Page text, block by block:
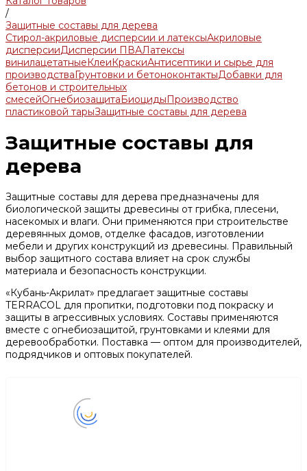
/
Защитные составы для дерева
Стирол-акриловые дисперсии и латексыАкриловые
дисперсииДисперсии ПВАЛатексы
винилацетатныеКлеиКраскиАнтисептики и сырье для
производстваГрунтовки и бетоноконтактыДобавки для
бетонов и строительных
смесейОгнебиозащитаБиоцидыПроизводство
пластиковой тарыЗащитные составы для дерева
Защитные составы для
дерева
Защитные составы для дерева предназначены для
биологической защиты древесины от грибка, плесени,
насекомых и влаги. Они применяются при строительстве
деревянных домов, отделке фасадов, изготовлении
мебели и других конструкций из древесины. Правильный
выбор защитного состава влияет на срок службы
материала и безопасность конструкции.
«Кубань-Акрилат» предлагает защитные составы
TERRACOL для пропитки, подготовки под покраску и
защиты в агрессивных условиях. Составы применяются
вместе с огнебиозащитой, грунтовками и клеями для
деревообработки. Поставка — оптом для производителей,
подрядчиков и оптовых покупателей.